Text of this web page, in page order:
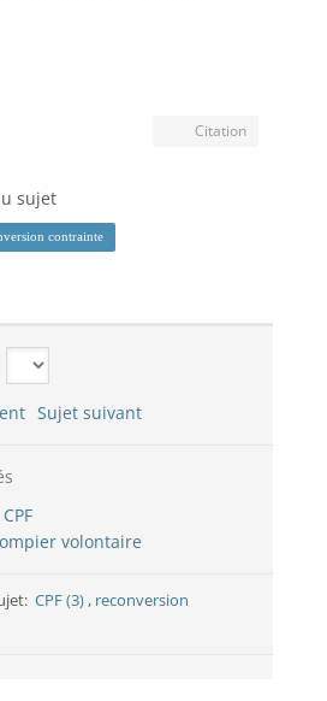
Citation
sujet
contrainte
Sujet suivant
volontaire
CPF (3) , reconversion